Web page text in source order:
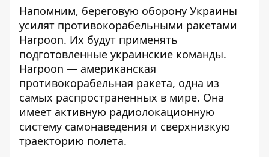
Напомним, береговую оборону Украины
усилят противокорабельными ракетами
Harpoon. Их будут применять
подготовленные украинские команды.
Harpoon — американская
противокорабельная ракета, одна из
самых распространенных в мире. Она
имеет активную радиолокационную
систему самонаведения и сверхнизкую
траекторию полета.